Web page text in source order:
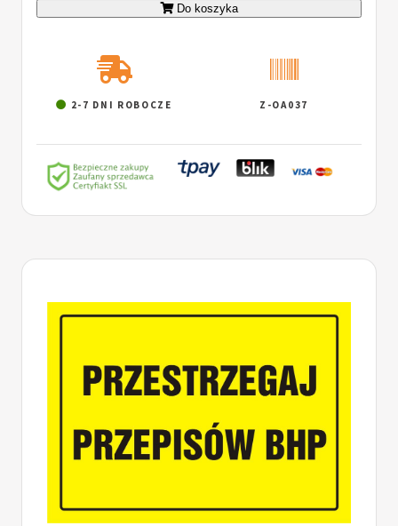
Do koszyka
2-7 DNI ROBOCZE Z-OA037